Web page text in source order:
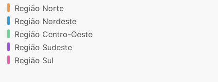
Região Norte
Região Nordeste
Região Centro-Oeste
Região Sudeste
Região Sul